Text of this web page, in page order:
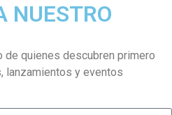
NUESTRO
quienes descubren primero
lanzamientos y eventos